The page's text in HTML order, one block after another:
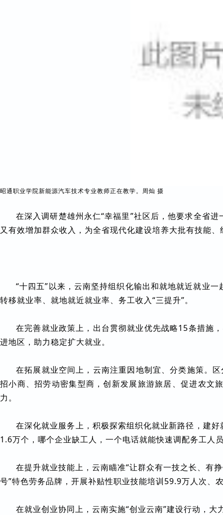
昭通职业学院新能源汽车技术专业教师正在教学。周灿 摄
在深入调研楚雄州永仁“幸福里”社区后，他要求全省
又有效增加群众收入，为全省现代化建设培养大批有技能
“十四五”以来，云南坚持组织化输出和就地就近就业
转移就业率、就地就近就业率、务工收入“三提升”。
在完善就业政策上，出台贯彻就业优先战略15条措施
进地区，助力稳定扩大就业。
在拓展就业空间上，云南注重因地制宜、分类施策。
招小商、招劳动密集型商，创新发展旅游旅居、促进农文
力。
在深化就业服务上，积极探索组织化就业新路径，建
1.6万个，哪个企业缺工人，一个电话就能快速调配务工人
在提升就业技能上，云南瞄准“让群众有一技之长、有
号”特色劳务品牌，开展补贴性职业技能培训59.9万人次
在就业创业协同上，云南实施“创业云南”建设行动，